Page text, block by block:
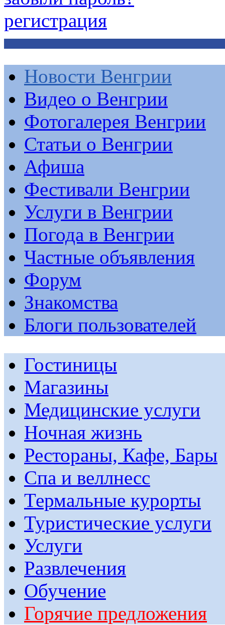
регистрация
Новости Венгрии
Видео о Венгрии
Фотогалерея Венгрии
Статьи о Венгрии
Афиша
Фестивали Венгрии
Услуги в Венгрии
Погода в Венгрии
Частные объявления
Форум
Знакомства
Блоги пользователей
Гостиницы
Магазины
Медицинские услуги
Ночная жизнь
Рестораны, Кафе, Бары
Спа и веллнесс
Термальные курорты
Туристические услуги
Услуги
Развлечения
Обучение
Горячие предложения